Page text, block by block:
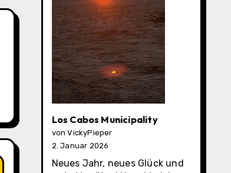
Los Cabos Municipality
von VickyPieper
2. Januar 2026
Neues Jahr, neues Glück und